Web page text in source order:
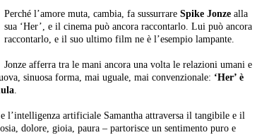
Perché l’amore muta, cambia, fa sussurrare Spike Jonze alla
sua ‘Her’, e il cinema può ancora raccontarlo. Lui può ancora
raccontarlo, e il suo ultimo film ne è l’esempio lampante.
Jonze afferra tra le mani ancora una volta le relazioni umani e
sinuosa forma, mai uguale, mai convenzionale: ‘Her’ è
.
l’intelligenza artificiale Samantha attraversa il tangibile e il
dolore, gioia, paura – partorisce un sentimento puro e